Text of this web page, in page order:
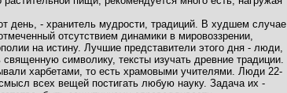
день, - хранитель мудрости, традиций. В худшем случае
отсутствием динамики в мировоззрении,
на истину. Лучшие представители этого дня - люди,
символику, тексты изучать древние традиции.
харбетами, то есть храмовыми учителями. Люди 22-
всех вещей постигать любую науку. Задача их -